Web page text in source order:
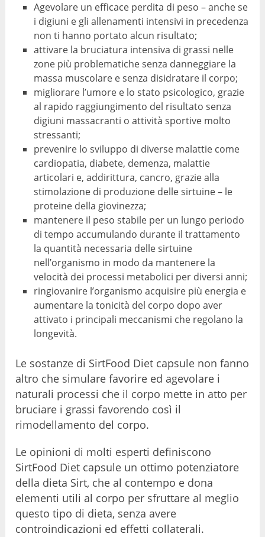
Agevolare un efficace perdita di peso – anche se
i digiuni e gli allenamenti intensivi in precedenza
non ti hanno portato alcun risultato;
attivare la bruciatura intensiva di grassi nelle
zone più problematiche senza danneggiare la
massa muscolare e senza disidratare il corpo;
migliorare l’umore e lo stato psicologico, grazie
al rapido raggiungimento del risultato senza
digiuni massacranti o attività sportive molto
stressanti;
prevenire lo sviluppo di diverse malattie come
cardiopatia, diabete, demenza, malattie
articolari e, addirittura, cancro, grazie alla
stimolazione di produzione delle sirtuine – le
proteine della giovinezza;
mantenere il peso stabile per un lungo periodo
di tempo accumulando durante il trattamento
la quantità necessaria delle sirtuine
nell’organismo in modo da mantenere la
velocità dei processi metabolici per diversi anni;
ringiovanire l’organismo acquisire più energia e
aumentare la tonicità del corpo dopo aver
attivato i principali meccanismi che regolano la
longevità.
Le sostanze di SirtFood Diet capsule non fanno
altro che simulare favorire ed agevolare i
naturali processi che il corpo mette in atto per
bruciare i grassi favorendo così il
rimodellamento del corpo.
Le opinioni di molti esperti definiscono
SirtFood Diet capsule un ottimo potenziatore
della dieta Sirt, che al contempo e dona
elementi utili al corpo per sfruttare al meglio
questo tipo di dieta, senza avere
controindicazioni ed effetti collaterali.